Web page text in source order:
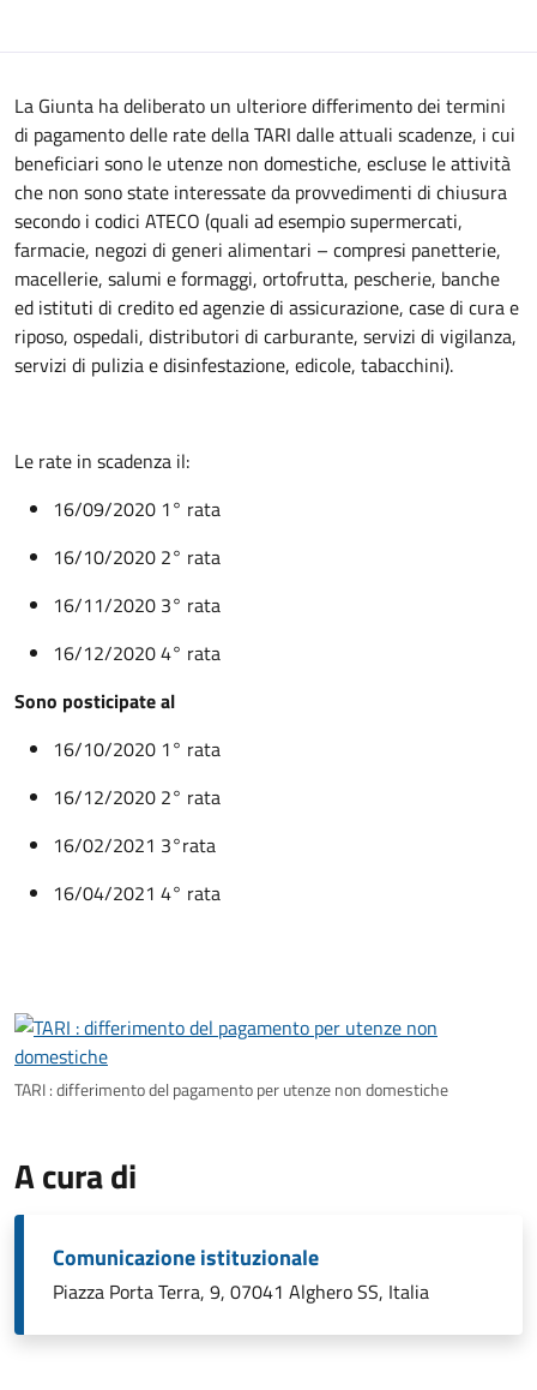
La Giunta ha deliberato un ulteriore differimento dei termini
di pagamento delle rate della TARI dalle attuali scadenze, i cui
beneficiari sono le utenze non domestiche, escluse le attività
che non sono state interessate da provvedimenti di chiusura
secondo i codici ATECO (quali ad esempio supermercati,
farmacie, negozi di generi alimentari – compresi panetterie,
macellerie, salumi e formaggi, ortofrutta, pescherie, banche
ed istituti di credito ed agenzie di assicurazione, case di cura e
riposo, ospedali, distributori di carburante, servizi di vigilanza,
servizi di pulizia e disinfestazione, edicole, tabacchini).
Le rate in scadenza il:
16/09/2020 1° rata
16/10/2020 2° rata
16/11/2020 3° rata
16/12/2020 4° rata
Sono posticipate al
16/10/2020 1° rata
16/12/2020 2° rata
16/02/2021 3°rata
16/04/2021 4° rata
TARI : differimento del pagamento per utenze non domestiche
A cura di
Comunicazione istituzionale
Piazza Porta Terra, 9, 07041 Alghero SS, Italia